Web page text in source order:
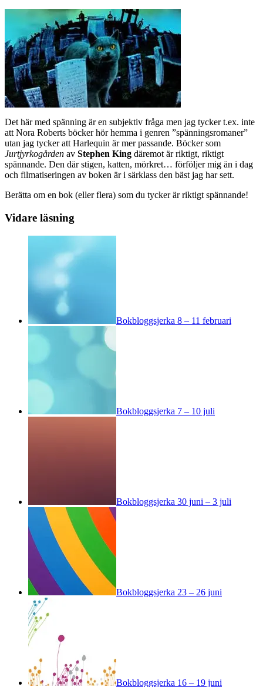
Det här med spänning är en subjektiv fråga men jag tycker t.ex. inte
att Nora Roberts böcker hör hemma i genren ”spänningsromaner”
utan jag tycker att Harlequin är mer passande. Böcker som
Jurtjyrkogården av Stephen King däremot är riktigt, riktigt
spännande. Den där stigen, katten, mörkret… förföljer mig än i dag
och filmatiseringen av boken är i särklass den bäst jag har sett.
Berätta om en bok (eller flera) som du tycker är riktigt spännande!
Vidare läsning
Bokbloggsjerka 8 – 11 februari
Bokbloggsjerka 7 – 10 juli
Bokbloggsjerka 30 juni – 3 juli
Bokbloggsjerka 23 – 26 juni
Bokbloggsjerka 16 – 19 juni